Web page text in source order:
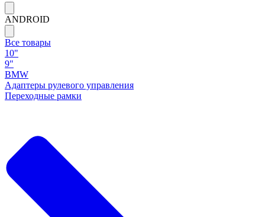
ANDROID
Все товары
10"
9"
BMW
Адаптеры рулевого управления
Переходные рамки